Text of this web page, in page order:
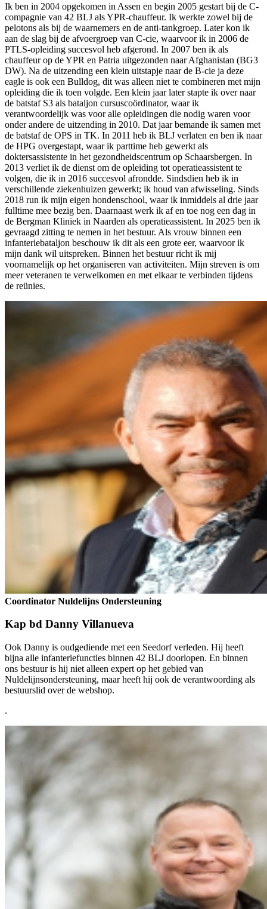
Ik ben in 2004 opgekomen in Assen en begin 2005 gestart bij de C-
compagnie van 42 BLJ als YPR-chauffeur. Ik werkte zowel bij de
pelotons als bij de waarnemers en de anti-tankgroep. Later kon ik
aan de slag bij de afvoergroep van C-cie, waarvoor ik in 2006 de
PTLS-opleiding succesvol heb afgerond. In 2007 ben ik als
chauffeur op de YPR en Patria uitgezonden naar Afghanistan (BG3
DW). Na de uitzending een klein uitstapje naar de B-cie ja deze
eagle is ook een Bulldog, dit was alleen niet te combineren met mijn
opleiding die ik toen volgde. Een klein jaar later stapte ik over naar
de batstaf S3 als bataljon cursuscoördinator, waar ik
verantwoordelijk was voor alle opleidingen die nodig waren voor
onder andere de uitzending in 2010. Dat jaar bemande ik samen met
de batstaf de OPS in TK. In 2011 heb ik BLJ verlaten en ben ik naar
de HPG overgestapt, waar ik parttime heb gewerkt als
doktersassistente in het gezondheidscentrum op Schaarsbergen. In
2013 verliet ik de dienst om de opleiding tot operatieassistent te
volgen, die ik in 2016 succesvol afrondde. Sindsdien heb ik in
verschillende ziekenhuizen gewerkt; ik houd van afwisseling. Sinds
2018 run ik mijn eigen hondenschool, waar ik inmiddels al drie jaar
fulltime mee bezig ben. Daarnaast werk ik af en toe nog een dag in
de Bergman Kliniek in Naarden als operatieassistent. In 2025 ben ik
gevraagd zitting te nemen in het bestuur. Als vrouw binnen een
infanteriebataljon beschouw ik dit als een grote eer, waarvoor ik
mijn dank wil uitspreken. Binnen het bestuur richt ik mij
voornamelijk op het organiseren van activiteiten. Mijn streven is om
meer veteranen te verwelkomen en met elkaar te verbinden tijdens
de reünies.
Coordinator Nuldelijns Ondersteuning
Kap bd Danny Villanueva
Ook Danny is oudgediende met een Seedorf verleden. Hij heeft
bijna alle infanteriefuncties binnen 42 BLJ doorlopen. En binnen
ons bestuur is hij niet alleen expert op het gebied van
Nuldelijnsondersteuning, maar heeft hij ook de verantwoording als
bestuurslid over de webshop.
.